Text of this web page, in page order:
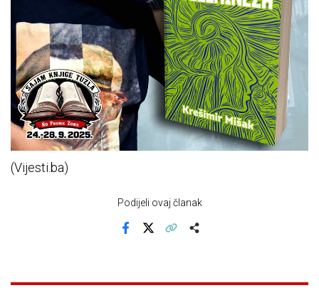
(Vijesti.ba)
Podijeli ovaj članak